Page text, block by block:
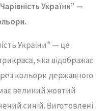
ЧарівністьУкраїни” —
України” — це
яка відображає
кольори державного
великий жовтий
синій. Виготовлені